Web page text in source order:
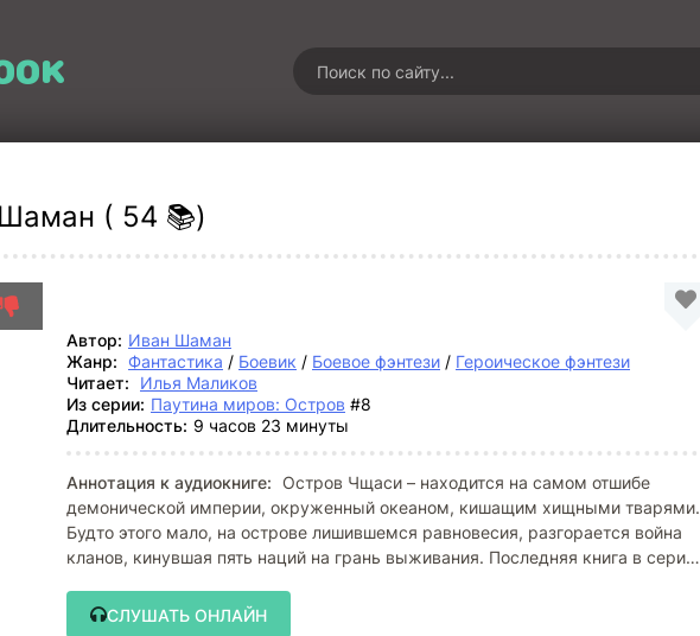
( 54 📚)
Автор: Иван Шаман
Жанр:
Фантастика / Боевик / Боевое фэнтези / Героическое фэнтези
Читает:
Илья Маликов
Из серии: Паутина миров: Остров #8
Длительность: 9 часов 23 минуты
Аннотация к аудиокниге: Остров Чщаси – находится на самом отшибе
демонической империи, окруженный океаном, кишащим хищными тварями.
Будто этого мало, на острове лишившемся равновесия, разгорается война
кланов, кинувшая пять наций на грань выживания. Последняя книга в серии
СЛУШАТЬ ОНЛАЙН